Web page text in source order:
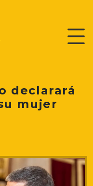
declarará
mujer